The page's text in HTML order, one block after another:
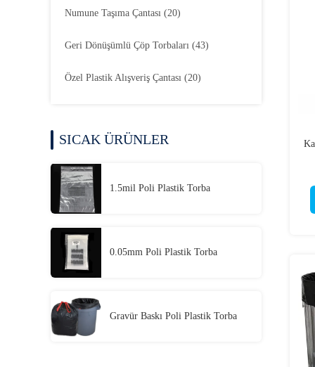
Numune Taşıma Çantası (20)
Geri Dönüşümlü Çöp Torbaları (43)
Özel Plastik Alışveriş Çantası (20)
SICAK ÜRÜNLER
1.5mil Poli Plastik Torba
0.05mm Poli Plastik Torba
Gravür Baskı Poli Plastik Torba